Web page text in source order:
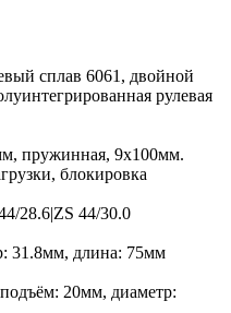
сплав 6061, двойной
рулевая
пружинная, 9x100мм.
блокировка
28.6|ZS 44/30.0
31.8мм, длина: 75мм
20мм, диаметр: